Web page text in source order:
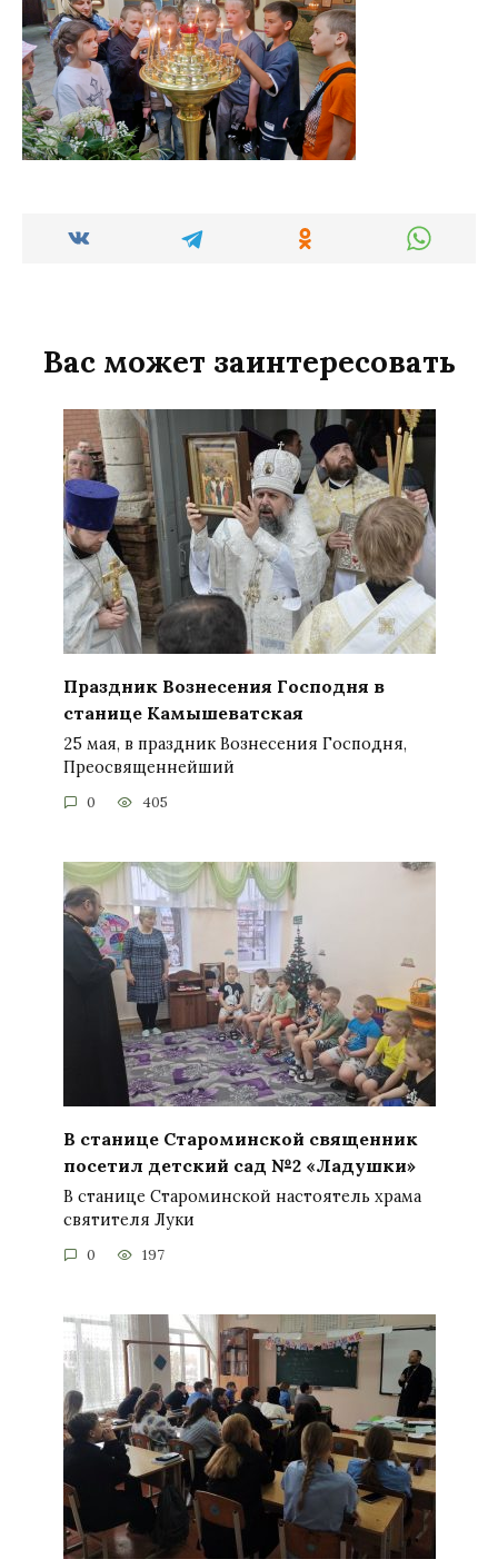
Вас может заинтересовать
Праздник Вознесения Господня в
станице Камышеватская
25 мая, в праздник Вознесения Господня,
Преосвященнейший
0 405
В станице Староминской священник
посетил детский сад №2 «Ладушки»
В станице Староминской настоятель храма
святителя Луки
0 197